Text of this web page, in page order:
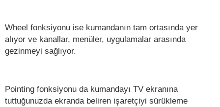
Wheel fonksiyonu ise kumandanın tam ortasında yer
alıyor ve kanallar, menüler, uygulamalar arasında
gezinmeyi sağlıyor.
Pointing fonksiyonu da kumandayı TV ekranına
tuttuğunuzda ekranda beliren işaretçiyi sürükleme